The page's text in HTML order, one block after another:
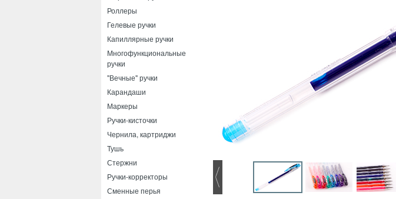
Роллеры
Гелевые ручки
Капиллярные ручки
Многофункциональные
ручки
"Вечные" ручки
Карандаши
Маркеры
Ручки-кисточки
Чернила, картриджи
Тушь
Стержни
Ручки-корректоры
Сменные перья